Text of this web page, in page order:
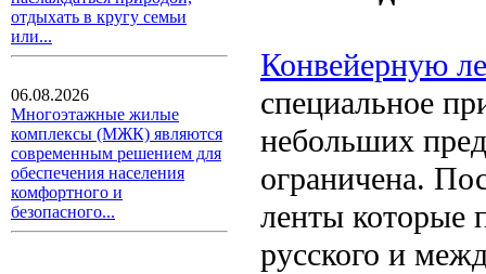
отдыхать в кругу семьи
или...
06.08.2026
Многоэтажные жилые
комплексы (МЖК) являются
современным решением для
обеспечения населения
комфортного и
безопасного...
Конвейерную
специальное
небольших
ограничена.
ленты которые
русского и